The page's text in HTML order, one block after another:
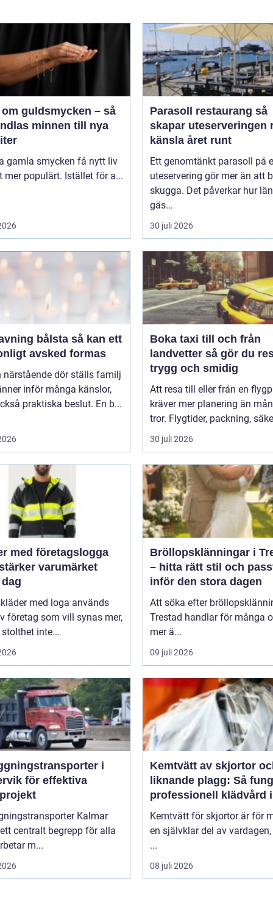
guldsmycken – så
minnen till nya
gamla smycken få nytt liv
mer populärt. Istället för a...
Parasoll restaurang så
skapar uteserveringen
känsla året runt
Ett genomtänkt parasoll på
uteservering gör mer än att
skugga. Det påverkar hur
gäs...
30 juli 2026
bålsta så kan ett
avsked formas
närstående dör ställs familj
inför många känslor,
praktiska beslut. En b...
Boka taxi till och från
landvetter så gör du resan
trygg och smidig
Att resa till eller från en
kräver mer planering än
tror. Flygtider, packning,
30 juli 2026
med företagslogga
varumärket
med loga används
företag som vill synas mer,
inte...
Bröllopsklänningar i
– hitta rätt stil och
inför den stora dagen
Att söka efter
Trestad handlar för många
mer ä...
09 juli 2026
i
för effektiva
Kalmar
centralt begrepp för alla
m...
Kemtvätt av skjortor
liknande plagg: Så
professionell klädvård i
praktiken
Kemtvätt för skjortor är för
en självklar del av
...
08 juli 2026